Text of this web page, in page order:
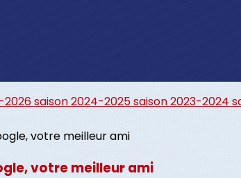
2026saison 2024-2025saison 2023-2024
votre meilleur ami